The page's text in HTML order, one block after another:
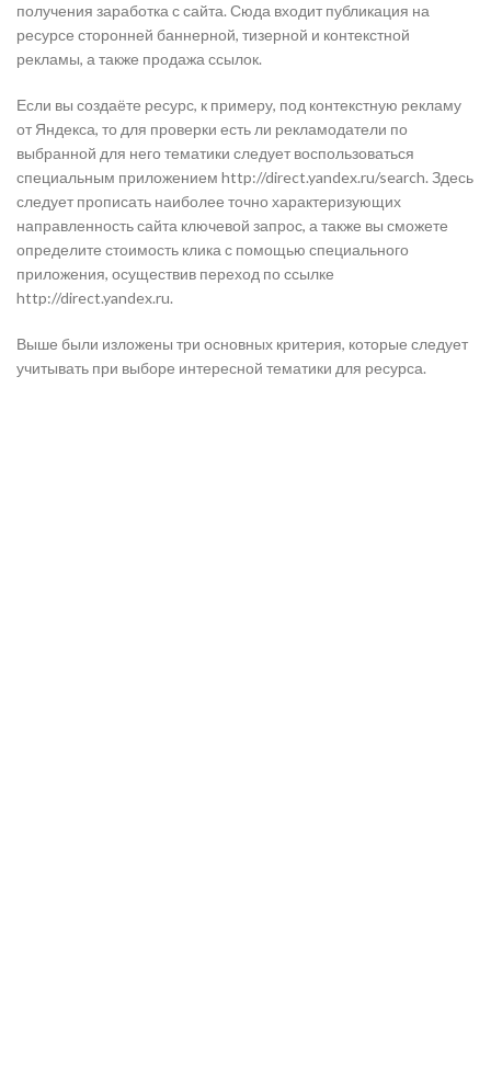
получения заработка с сайта. Сюда входит публикация на
ресурсе сторонней баннерной, тизерной и контекстной
рекламы, а также продажа ссылок.
Если вы создаёте ресурс, к примеру, под контекстную рекламу
от Яндекса, то для проверки есть ли рекламодатели по
выбранной для него тематики следует воспользоваться
специальным приложением http://direct.yandex.ru/search. Здесь
следует прописать наиболее точно характеризующих
направленность сайта ключевой запрос, а также вы сможете
определите стоимость клика с помощью специального
приложения, осуществив переход по ссылке
http://direct.yandex.ru.
Выше были изложены три основных критерия, которые следует
учитывать при выборе интересной тематики для ресурса.